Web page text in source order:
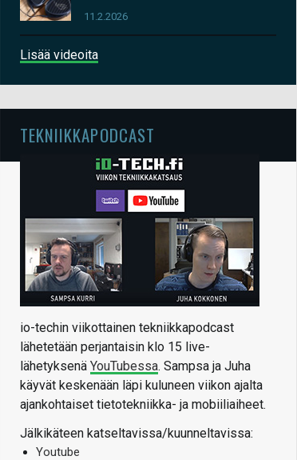
11.2.2026
Lisää videoita
TEKNIIKKAPODCAST
io-techin viikottainen tekniikkapodcast
lähetetään perjantaisin klo 15 live-
lähetyksenä YouTubessa. Sampsa ja Juha
käyvät keskenään läpi kuluneen viikon ajalta
ajankohtaiset tietotekniikka- ja mobiiliaiheet.
Jälkikäteen katseltavissa/kuunneltavissa:
Youtube